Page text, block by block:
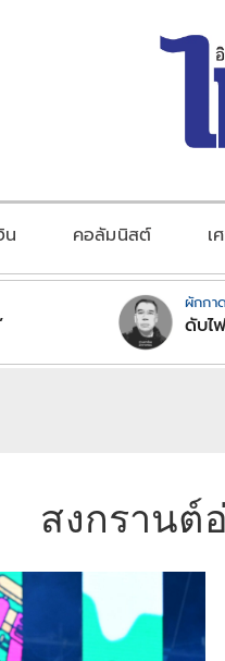
น คอลัมนิสต์ เ
ผักกา
ดับไ
สงกรานต์